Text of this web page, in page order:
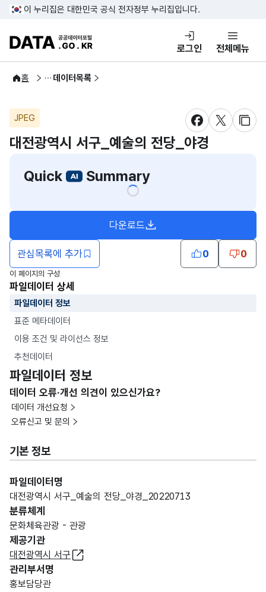
콘텐츠 바로가기
푸터 바로가기
이 누리집은 대한민국 공식 전자정부 누리집입니다.
DATA.GO.KR 공공데이터포털
로그인 전체메뉴
홈
공공데이터 데이터목록
JPEG
새창 열림새창 열림
새창
대전광역시 서구_예술의 전당_야경
Quick
Summary
관심목록에 추가
다운로드
0 0
이 페이지의 구성
파일데이터 상세
파일데이터 정보
표준 메타데이터
이용 조건 및 라이선스 정보
추천데이터
파일데이터 정보
데이터 오류·개선 의견이 있으신가요?
데이터 개선요청
오류신고 및 문의
기본 정보
파일데이터명
대전광역시 서구_예술의 전당_야경_20220713
분류체계
문화체육관광 - 관광
제공기관
대전광역시 서구
관리부서명
홍보담당관